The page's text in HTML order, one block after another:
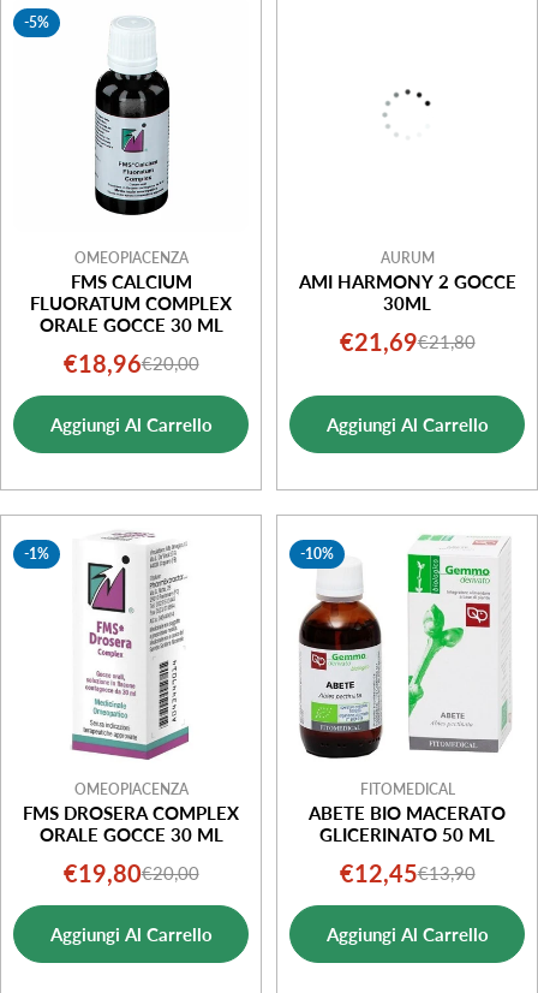
-5%
OMEOPIACENZA
FMS CALCIUM
FLUORATUM COMPLEX
ORALE GOCCE 30 ML
Prezzo
di
vendita
€18,96Prezzo
normale
€20,00
Aggiungi Al Carrello
AURUM
AMI HARMONY 2 GOCCE
30ML
Prezzo
vendita
€21,69Prezzo
€21,80
Aggiungi Al Carrello
-1%
OMEOPIACENZA
FMS DROSERA COMPLEX
ORALE GOCCE 30 ML
Prezzo
di
vendita
€19,80Prezzo
normale
€20,00
Aggiungi Al Carrello
-10%
FITOMEDICAL
ABETE BIO MACERATO
GLICERINATO 50 ML
Prezzo
di
vendita
€12,45Prezzo
normale
€13,90
Aggiungi Al Carrello